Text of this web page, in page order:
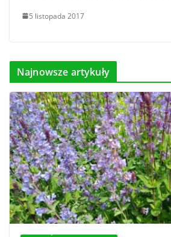
5 listopada 2017
Najnowsze artykuły